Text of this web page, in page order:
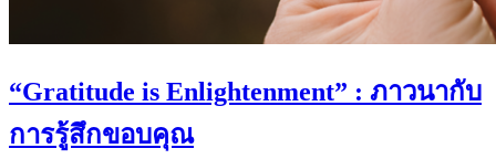
“Gratitude is Enlightenment” : ภาวนากับ
การรู้สึกขอบคุณ